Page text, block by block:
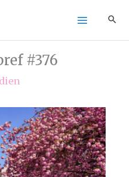
#376